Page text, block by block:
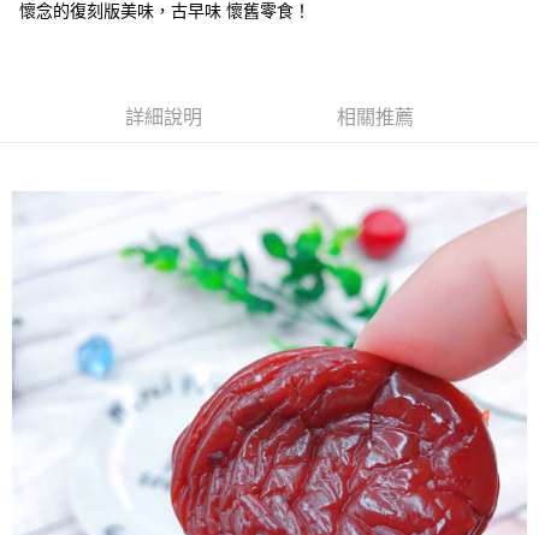
每筆NT$60，滿NT$799(含以上)免運費
每筆NT$60，滿NT$799(含以上)免運費
7-11取貨付款
每筆NT$60，滿NT$799(含以上)免運費
每筆NT$60，滿NT$799(含以上)免運費
宅配到家
懷念的復刻版美味，古早味 懷舊零食！
詳細說明 相關推薦